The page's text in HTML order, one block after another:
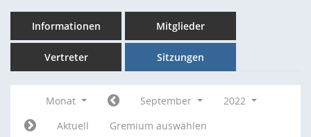
Informationen Mitglieder
Vertreter Sitzungen
Monat September
2022
Aktuell
Gremium auswählen